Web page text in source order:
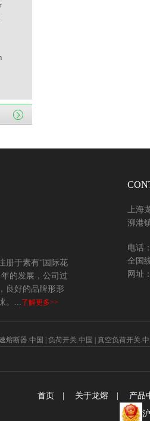
册于素有“国际花
的发展，公司过
良好的品牌形形
。...了解更多>>
上海
泖港
电话
全国
网址
熔断器.中国 负荷开关.中国 真空负荷开关.
首页 关于龙熔
产品